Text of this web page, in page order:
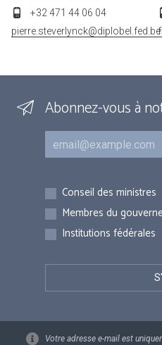
+32 471 44 06 04
pierre.steverlynck@diplobel.fed.be
Abonnez-vous à
Courriel
Inscriptions
Conseil des ministres
Membres du
Institutions fédérales
Votre adresse e-mail est